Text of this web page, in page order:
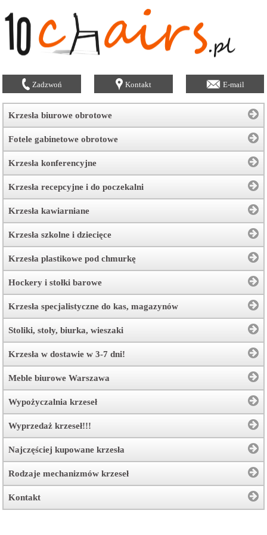
Zadzwoń Kontakt E-mail
Krzesła biurowe obrotowe
Fotele gabinetowe obrotowe
Krzesła konferencyjne
Krzesła recepcyjne i do poczekalni
Krzesła kawiarniane
Krzesła szkolne i dziecięce
Krzesła plastikowe pod chmurkę
Hockery i stołki barowe
Krzesła specjalistyczne do kas, magazynów
Stoliki, stoły, biurka, wieszaki
Krzesła w dostawie w 3-7 dni!
Meble biurowe Warszawa
Wypożyczalnia krzeseł
Wyprzedaż krzeseł!!!
Najczęściej kupowane krzesła
Rodzaje mechanizmów krzeseł
Kontakt